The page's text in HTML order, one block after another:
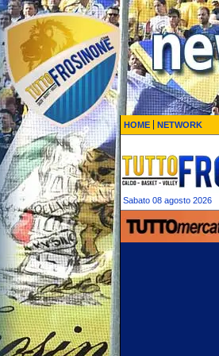
HOME NETWORK
Sabato 08 agosto 2026